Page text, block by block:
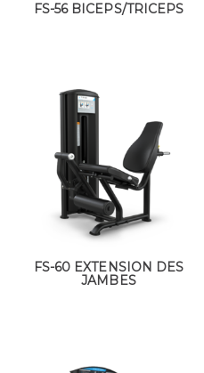
FS-56 BICEPS/TRICEPS
FS-60 EXTENSION DES
JAMBES